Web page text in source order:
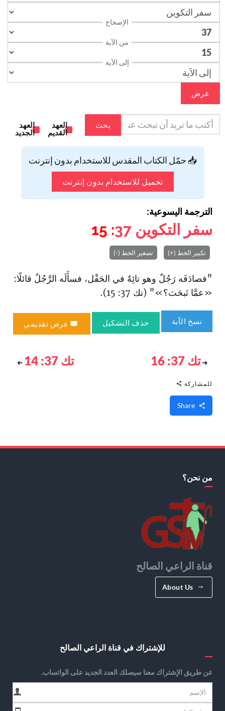
الإصحاح
من الآية
إلى الآية
عرض
بحث
العهد
القديم
العهد
الجديد
📥 حمّل الكتاب المقدس للاستخدام بدون إنترنت
تحميل للاستخدام بدون إنترنت
الترجمة اليسوعية:
سفر التكوين 37
: 15
تكبير الخط (+) تصغير الخط (-)
"فصادَفَه رَجُلٌ وهو تائِهٌ في الحَقْل، فسأَلَه الرَّجُلُ قائلًا:
«عمَّا تَبحَث؟»" (تك 37: 15).
نسخ الآية حذف التشكيل عرض تقديمي
تك 37: 16 تك 37: 14
للمشاركة
من نحن؟
قناة الراعي الصالح
About Us
للإشتراك في قناة الراعي الصالح
عن طريق الإشتراك معنا سيصلك العدد الجديد على الواتساب.